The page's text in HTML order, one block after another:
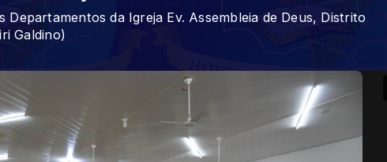
Departamentos da Igreja Ev. Assembleia de Deus, Distrito
Galdino)